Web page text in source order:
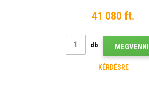
41 080 ft.
db MEGVENNI
KÉRDÉSRE